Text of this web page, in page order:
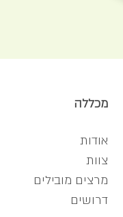
מכללה
אודות
צוות
מרצים מובילים
דרושים